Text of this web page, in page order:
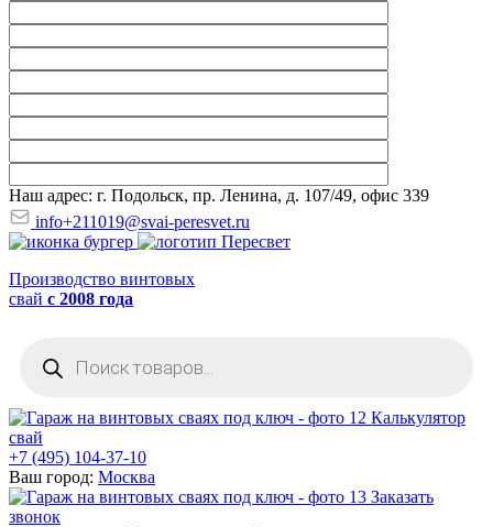
Наш адрес: г. Подольск, пр. Ленина, д. 107/49, офис 339
info+211019@svai-peresvet.ru
Производство винтовых
свай с 2008 года
товаров
Калькулятор
свай
+7 (495) 104-37-10
Ваш город: Москва
Заказать
звонок